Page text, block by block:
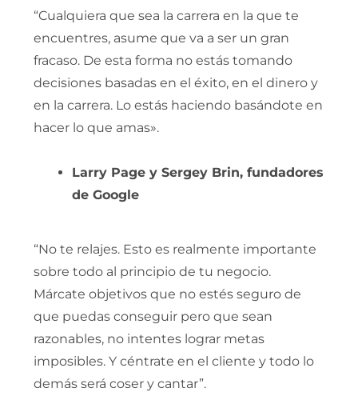
“Cualquiera que sea la carrera en la que te
encuentres, asume que va a ser un gran
fracaso. De esta forma no estás tomando
decisiones basadas en el éxito, en el dinero y
en la carrera. Lo estás haciendo basándote en
hacer lo que amas».
Larry Page y Sergey Brin, fundadores
de Google
“No te relajes. Esto es realmente importante
sobre todo al principio de tu negocio.
Márcate objetivos que no estés seguro de
que puedas conseguir pero que sean
razonables, no intentes lograr metas
imposibles. Y céntrate en el cliente y todo lo
demás será coser y cantar”.